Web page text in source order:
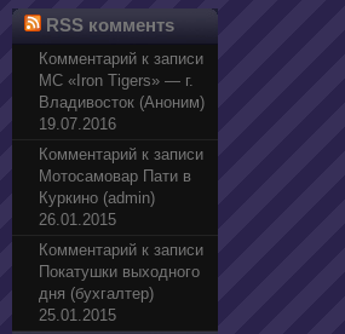
RSS комментs
Комментарий к записи
МС «Iron Tigers» — г.
Владивосток (Аноним)
19.07.2016
Комментарий к записи
Мотосамовар Пати в
Куркино (admin)
26.01.2015
Комментарий к записи
Покатушки выходного
дня (бухгалтер)
25.01.2015